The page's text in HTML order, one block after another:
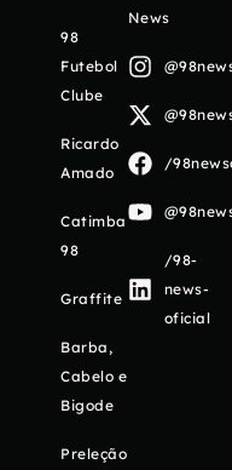
98
Futebol
Clube
Ricardo
Amado
Catimba
98
Graffite
Barba,
Cabelo e
Bigode
Preleção
News
/
/98-
news-
oficial